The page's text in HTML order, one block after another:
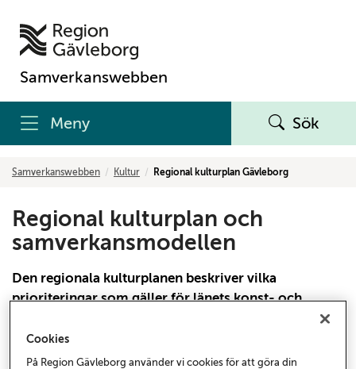
Samverkanswebben
Meny Sök
Samverkanswebben Kultur Regional kulturplan Gävleborg
Regional kulturplan och
samverkansmodellen
Den regionala kulturplanen beskriver vilka
prioriteringar som gäller för länets konst- och
kulturliv under en avgränsad period. Den ligger till
grund för bland annat hur mycket statliga bidrag
Gävleborgs län får från Kulturrådet för att
Cookies
På Region Gävleborg använder vi cookies för att göra din